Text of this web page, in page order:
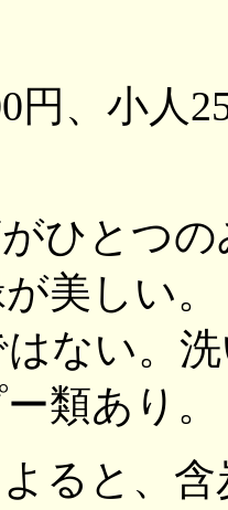
円、小人
ひとつ
美しい
ない。
類あり。
ると、